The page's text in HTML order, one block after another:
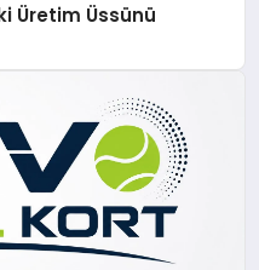
Üretim Üssünü